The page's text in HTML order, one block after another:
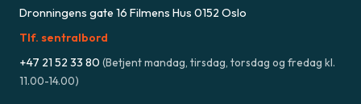
Dronningens gate 16 Filmens Hus 0152 Oslo
Tlf. sentralbord
+47 21 52 33 80 (Betjent mandag, tirsdag, torsdag og fredag kl.
11.00-14.00)